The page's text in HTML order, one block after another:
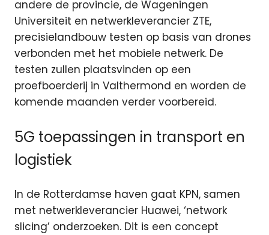
andere de provincie, de Wageningen
Universiteit en netwerkleverancier ZTE,
precisielandbouw testen op basis van drones
verbonden met het mobiele netwerk. De
testen zullen plaatsvinden op een
proefboerderij in Valthermond en worden de
komende maanden verder voorbereid.
5G toepassingen in transport en
logistiek
In de Rotterdamse haven gaat KPN, samen
met netwerkleverancier Huawei, ‘network
slicing’ onderzoeken. Dit is een concept